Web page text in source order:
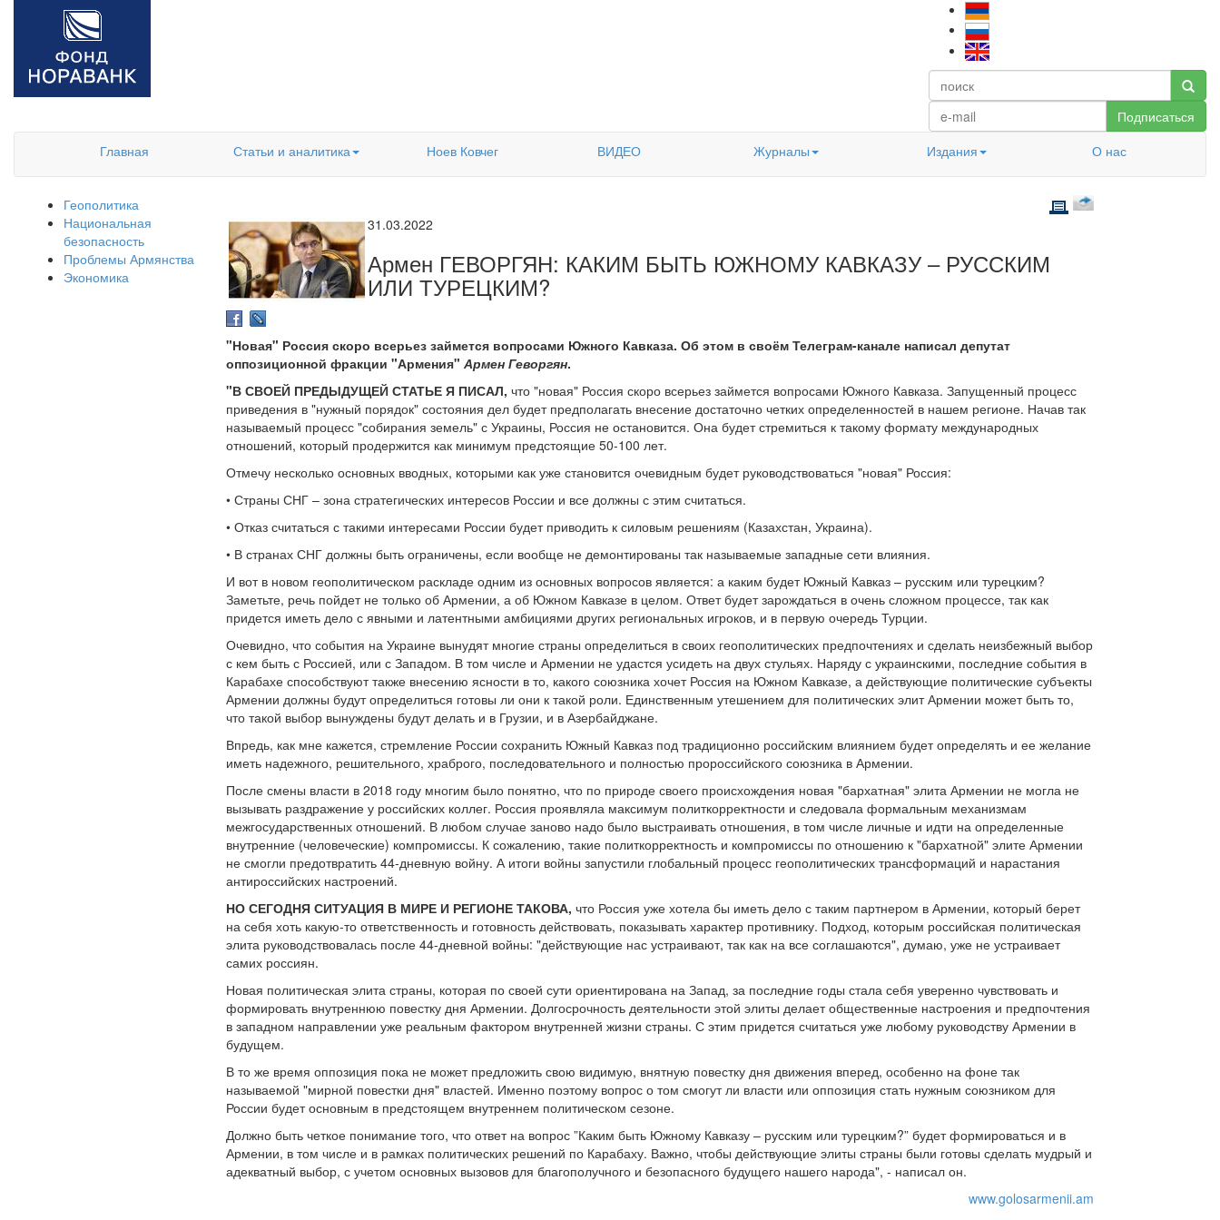
Подписаться
Главная
Статьи и аналитика Ноев Ковчег ВИДЕО Журналы Издания О нас
Геополитика
Национальная
безопасность
Проблемы Армянства
Экономика
31.03.2022
Армен ГЕВОРГЯН: КАКИМ БЫТЬ ЮЖНОМУ КАВКАЗУ – РУССКИМ
ИЛИ ТУРЕЦКИМ?
"Новая" Россия скоро всерьез займется вопросами Южного Кавказа. Об этом в своём Телеграм-канале написал депутат
оппозиционной фракции "Армения" Армен Геворгян.
"В СВОЕЙ ПРЕДЫДУЩЕЙ СТАТЬЕ Я ПИСАЛ, что "новая" Россия скоро всерьез займется вопросами Южного Кавказа. Запущенный процесс
приведения в "нужный порядок" состояния дел будет предполагать внесение достаточно четких определенностей в нашем регионе. Начав так
называемый процесс "собирания земель" с Украины, Россия не остановится. Она будет стремиться к такому формату международных
отношений, который продержится как минимум предстоящие 50-100 лет.
Отмечу несколько основных вводных, которыми как уже становится очевидным будет руководствоваться "новая" Россия:
• Страны СНГ – зона стратегических интересов России и все должны с этим считаться.
• Отказ считаться с такими интересами России будет приводить к силовым решениям (Казахстан, Украина).
• В странах СНГ должны быть ограничены, если вообще не демонтированы так называемые западные сети влияния.
И вот в новом геополитическом раскладе одним из основных вопросов является: а каким будет Южный Кавказ – русским или турецким?
Заметьте, речь пойдет не только об Армении, а об Южном Кавказе в целом. Ответ будет зарождаться в очень сложном процессе, так как
придется иметь дело с явными и латентными амбициями других региональных игроков, и в первую очередь Турции.
Очевидно, что события на Украине вынудят многие страны определиться в своих геополитических предпочтениях и сделать неизбежный выбор
с кем быть с Россией, или с Западом. В том числе и Армении не удастся усидеть на двух стульях. Наряду с украинскими, последние события в
Карабахе способствуют также внесению ясности в то, какого союзника хочет Россия на Южном Кавказе, а действующие политические субъекты
Армении должны будут определиться готовы ли они к такой роли. Единственным утешением для политических элит Армении может быть то,
что такой выбор вынуждены будут делать и в Грузии, и в Азербайджане.
Впредь, как мне кажется, стремление России сохранить Южный Кавказ под традиционно российским влиянием будет определять и ее желание
иметь надежного, решительного, храброго, последовательного и полностью пророссийского союзника в Армении.
После смены власти в 2018 году многим было понятно, что по природе своего происхождения новая "бархатная" элита Армении не могла не
вызывать раздражение у российских коллег. Россия проявляла максимум политкорректности и следовала формальным механизмам
межгосударственных отношений. В любом случае заново надо было выстраивать отношения, в том числе личные и идти на определенные
внутренние (человеческие) компромиссы. К сожалению, такие политкорректность и компромиссы по отношению к "бархатной" элите Армении
не смогли предотвратить 44-дневную войну. А итоги войны запустили глобальный процесс геополитических трансформаций и нарастания
антироссийских настроений.
НО СЕГОДНЯ СИТУАЦИЯ В МИРЕ И РЕГИОНЕ ТАКОВА, что Россия уже хотела бы иметь дело с таким партнером в Армении, который берет
на себя хоть какую-то ответственность и готовность действовать, показывать характер противнику. Подход, которым российская политическая
элита руководствовалась после 44-дневной войны: "действующие нас устраивают, так как на все соглашаются", думаю, уже не устраивает
самих россиян.
Новая политическая элита страны, которая по своей сути ориентирована на Запад, за последние годы стала себя уверенно чувствовать и
формировать внутреннюю повестку дня Армении. Долгосрочность деятельности этой элиты делает общественные настроения и предпочтения
в западном направлении уже реальным фактором внутренней жизни страны. С этим придется считаться уже любому руководству Армении в
будущем.
В то же время оппозиция пока не может предложить свою видимую, внятную повестку дня движения вперед, особенно на фоне так
называемой "мирной повестки дня" властей. Именно поэтому вопрос о том смогут ли власти или оппозиция стать нужным союзником для
России будет основным в предстоящем внутреннем политическом сезоне.
Должно быть четкое понимание того, что ответ на вопрос ”Каким быть Южному Кавказу – русским или турецким?” будет формироваться и в
Армении, в том числе и в рамках политических решений по Карабаху. Важно, чтобы действующие элиты страны были готовы сделать мудрый и
адекватный выбор, с учетом основных вызовов для благополучного и безопасного будущего нашего народа", - написал он.
www.golosarmenii.am